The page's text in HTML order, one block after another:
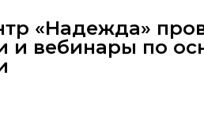
«Надежда»
и вебинары по